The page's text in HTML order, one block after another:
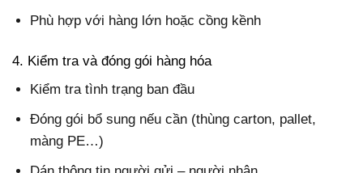
Phù hợp với hàng lớn hoặc cồng kềnh
4. Kiểm tra và đóng gói hàng hóa
Kiểm tra tình trạng ban đầu
Đóng gói bổ sung nếu cần (thùng carton, pallet,
màng PE…)